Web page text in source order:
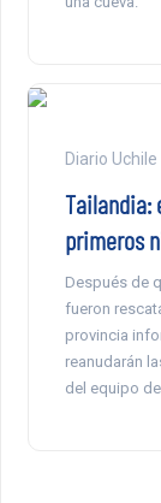
Diario Uchile
Tailandia:
primeros
Después de
fueron
provincia
reanudarán
del equipo